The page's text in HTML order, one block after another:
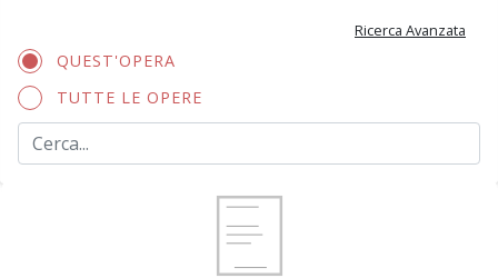
Ricerca Avanzata
QUEST'OPERA
TUTTE LE OPERE